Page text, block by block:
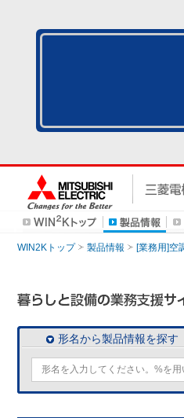
WIN2Kトップ 製品情報 [業務用]空
形名から製品情報を探す